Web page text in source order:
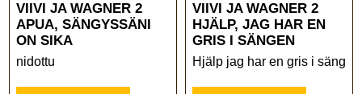
VIIVI JA WAGNER 2
APUA, SÄNGYSSÄNI
ON SIKA
nidottu
VIIVI JA WAGNER 2
HJÄLP, JAG HAR EN
GRIS I SÄNGEN
Hjälp jag har en gris i sängen